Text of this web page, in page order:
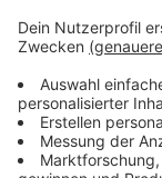
Skippy war
aufgepäppelt
das Känguru
aber noch in